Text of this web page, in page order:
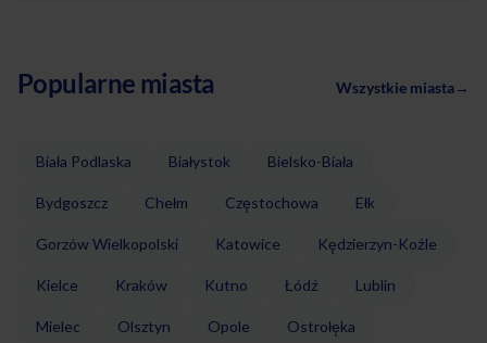
Popularne miasta Wszystkie miasta→
Biała Podlaska Białystok Bielsko-Biała
Bydgoszcz Chełm Częstochowa Ełk
Gorzów Wielkopolski Katowice Kędzierzyn-Koźle
Kielce Kraków Kutno Łódź Lublin
Mielec Olsztyn Opole Ostrołęka